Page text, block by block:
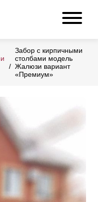
Забор с кирпичными
столбами модель
Жалюзи вариант
«Премиум»